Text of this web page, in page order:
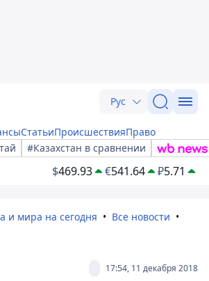
Рус
СтатьиПроисшествияПраво
#Казахстан в сравнении
$469.93 €541.64 ₽5.71
и мира на сегодня
Все новости
17:54, 11 декабря 2018